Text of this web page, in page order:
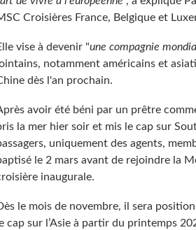
Croisières France, Belgique et
vise à devenir "une compagnie
notamment américains et
dès l'an prochain.
avoir été béni par un prêtre
la mer hier soir et mis le cap sur
uniquement des agents,
le 2 mars avant de rejoindre la
inaugurale.
le mois de novembre, il sera
cap sur l’Asie à partir du printemps